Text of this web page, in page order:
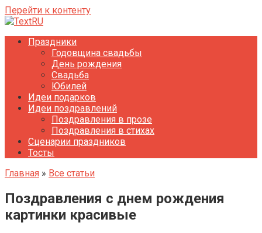
Перейти к контенту
Праздники
Годовщина свадьбы
День рождения
Свадьба
Юбилей
Идеи подарков
Идеи поздравлений
Поздравления в прозе
Поздравления в стихах
Сценарии праздников
Тосты
Главная » Все статьи
Поздравления с днем рождения
картинки красивые